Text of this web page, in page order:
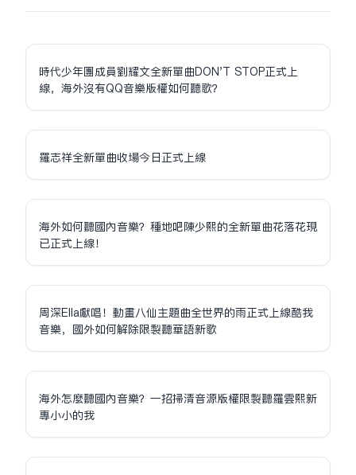
時代少年團成員劉耀文全新單曲DON'T STOP正式上
線，海外沒有QQ音樂版權如何聽歌？
羅志祥全新單曲收場今日正式上線
海外如何聽國內音樂？種地吧陳少熙的全新單曲花落花現
已正式上線！
周深Ella獻唱！動畫八仙主題曲全世界的雨正式上線酷我
音樂，國外如何解除限制聽華語新歌
海外怎麼聽國內音樂？一招掃清音源版權限制聽羅雲熙新
專小小的我